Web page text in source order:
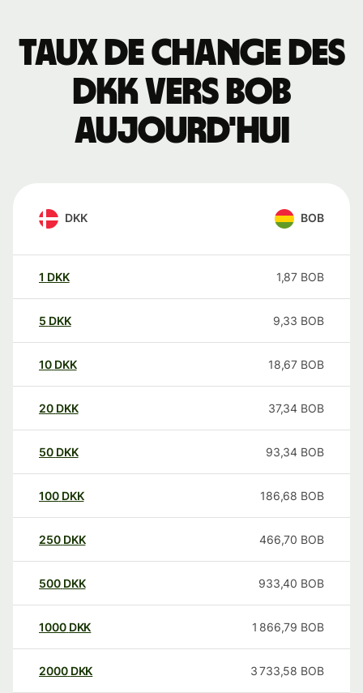
Taux de change des
DKK vers BOB
aujourd'hui
DKK BOB
1 DKK 1,87 BOB
5 DKK 9,33 BOB
10 DKK 18,67 BOB
20 DKK 37,34 BOB
50 DKK 93,34 BOB
100 DKK 186,68 BOB
250 DKK 466,70 BOB
500 DKK 933,40 BOB
1000 DKK 1 866,79 BOB
2000 DKK 3 733,58 BOB